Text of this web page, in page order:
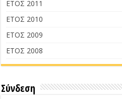
ΕΤΟΣ 2011
ΕΤΟΣ 2010
ΕΤΟΣ 2009
ΕΤΟΣ 2008
Σύνδεση